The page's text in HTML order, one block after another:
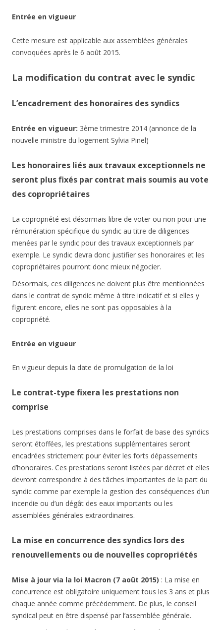
Entrée en vigueur
Cette mesure est applicable aux assemblées générales
convoquées après le 6 août 2015.
La modification du contrat avec le syndic
L’encadrement des honoraires des syndics
Entrée en vigueur: 3ème trimestre 2014 (annonce de la
nouvelle ministre du logement Sylvia Pinel)
Les honoraires liés aux travaux exceptionnels ne
seront plus fixés par contrat mais soumis au vote
des copropriétaires
La copropriété est désormais libre de voter ou non pour une
rémunération spécifique du syndic au titre de diligences
menées par le syndic pour des travaux exceptionnels par
exemple. Le syndic devra donc justifier ses honoraires et les
copropriétaires pourront donc mieux négocier.
Désormais, ces diligences ne doivent plus être mentionnées
dans le contrat de syndic même à titre indicatif et si elles y
figurent encore, elles ne sont pas opposables à la
copropriété.
Entrée en vigueur
En vigueur depuis la date de promulgation de la loi
Le contrat-type fixera les prestations non
comprise
Les prestations comprises dans le forfait de base des syndics
seront étoffées, les prestations supplémentaires seront
encadrées strictement pour éviter les forts dépassements
d’honoraires. Ces prestations seront listées par décret et elles
devront correspondre à des tâches importantes de la part du
syndic comme par exemple la gestion des conséquences d’un
incendie ou d’un dégât des eaux importants ou les
assemblées générales extraordinaires.
La mise en concurrence des syndics lors des
renouvellements ou de nouvelles copropriétés
Mise à jour via la loi Macron (7 août 2015) : La mise en
concurrence est obligatoire uniquement tous les 3 ans et plus
chaque année comme précédemment. De plus, le conseil
syndical peut en être dispensé par l’assemblée générale.